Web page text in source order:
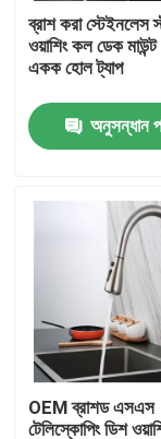
আমাদের সম্পর্কে
কারখানা ভ্রমণ
মান নিয়ন্ত্রণ
যোগাযোগ করুন
মামলা
স্টেইনলেস স্টীল
ব্রাশ করা স্টেইনলেস
ওয়াশিং কল ডেক
একক হোল ট্যাপ
অনুসন্ধান
OEM ব্রাশড এসএস
টেলিস্কোপিং ডিশ